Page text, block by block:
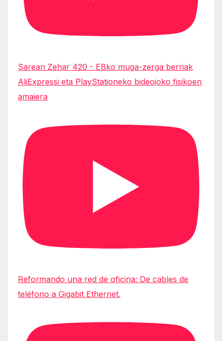
Sarean Zehar 420 - EBko muga-zerga berriak
AliExpressi eta PlayStationeko bideojoko fisikoen
amaiera
Reformando una red de oficina: De cables de
teléfono a Gigabit Ethernet.